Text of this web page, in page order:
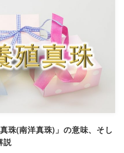
珠(南洋真珠)」の意味、そし
説